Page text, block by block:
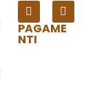
PAGAME
NTI